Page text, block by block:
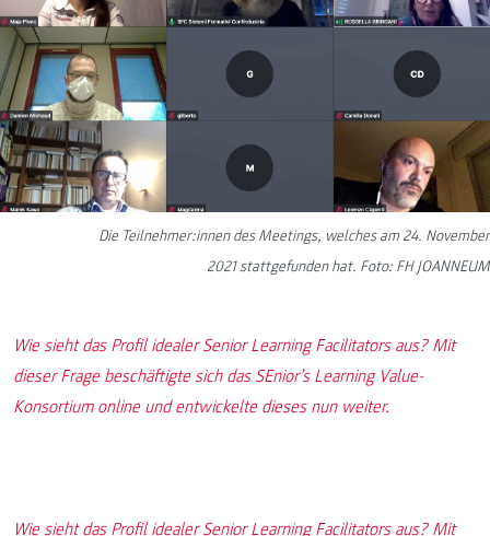
Die Teilnehmer:innen des Meetings, welches am 24. November
2021 stattgefunden hat. Foto: FH JOANNEUM
Wie sieht das Profil idealer Senior Learning Facilitators aus? Mit
dieser Frage beschäftigte sich das SEnior’s Learning Value-
Konsortium online und entwickelte dieses nun weiter.
Wie sieht das Profil idealer Senior Learning Facilitators aus? Mit